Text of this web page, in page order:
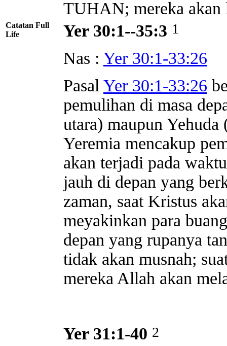
TUHAN; mereka akan
Catatan Full
Life
Yer 30:1--35:3 1
Nas : Yer 30:1-33:26
Pasal Yer 30:1-33:26
pemulihan di masa
utara) maupun Yehuda
Yeremia mencakup
akan terjadi pada
jauh di depan yang
zaman, saat Kristus
meyakinkan para
depan yang rupanya
tidak akan musnah;
mereka Allah akan
Yer 31:1-40 2